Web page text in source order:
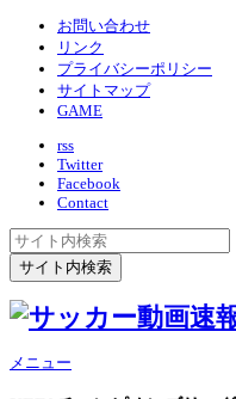
お問い合わせ
リンク
プライバシーポリシー
サイトマップ
GAME
rss
Twitter
Facebook
Contact
メニュー